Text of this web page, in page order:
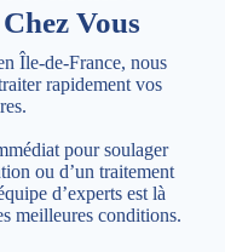
Vous
Île-de-France, nous
rapidement vos
pour soulager
ou d’un traitement
d’experts est là
meilleures conditions.